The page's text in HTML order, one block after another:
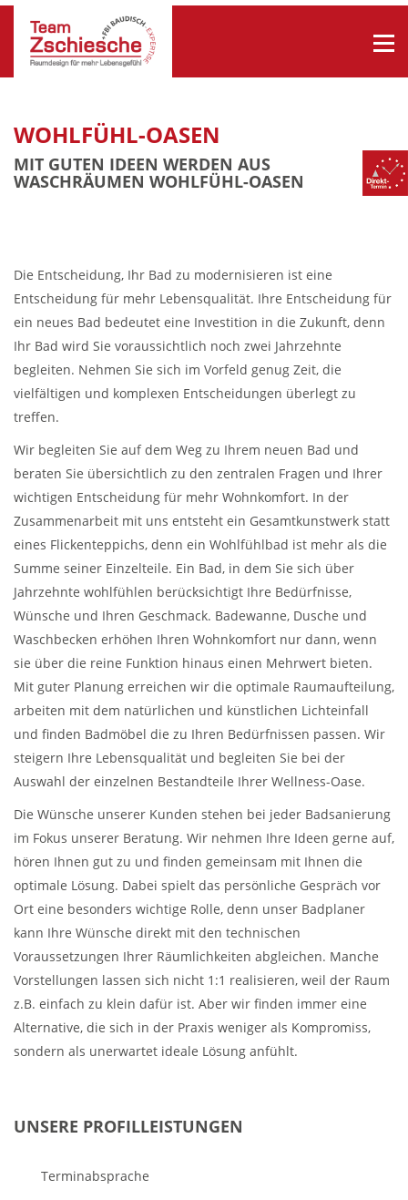
WOHLFÜHL-OASEN
MIT GUTEN IDEEN WERDEN AUS
WASCHRÄUMEN WOHLFÜHL-OASEN
Die Entscheidung, Ihr Bad zu modernisieren ist eine
Entscheidung für mehr Lebensqualität. Ihre Entscheidung für
ein neues Bad bedeutet eine Investition in die Zukunft, denn
Ihr Bad wird Sie voraussichtlich noch zwei Jahrzehnte
begleiten. Nehmen Sie sich im Vorfeld genug Zeit, die
vielfältigen und komplexen Entscheidungen überlegt zu
treffen.
Wir begleiten Sie auf dem Weg zu Ihrem neuen Bad und
beraten Sie übersichtlich zu den zentralen Fragen und Ihrer
wichtigen Entscheidung für mehr Wohnkomfort. In der
Zusammenarbeit mit uns entsteht ein Gesamtkunstwerk statt
eines Flickenteppichs, denn ein Wohlfühlbad ist mehr als die
Summe seiner Einzelteile. Ein Bad, in dem Sie sich über
Jahrzehnte wohlfühlen berücksichtigt Ihre Bedürfnisse,
Wünsche und Ihren Geschmack. Badewanne, Dusche und
Waschbecken erhöhen Ihren Wohnkomfort nur dann, wenn
sie über die reine Funktion hinaus einen Mehrwert bieten.
Mit guter Planung erreichen wir die optimale Raumaufteilung,
arbeiten mit dem natürlichen und künstlichen Lichteinfall
und finden Badmöbel die zu Ihren Bedürfnissen passen. Wir
steigern Ihre Lebensqualität und begleiten Sie bei der
Auswahl der einzelnen Bestandteile Ihrer Wellness-Oase.
Die Wünsche unserer Kunden stehen bei jeder Badsanierung
im Fokus unserer Beratung. Wir nehmen Ihre Ideen gerne auf,
hören Ihnen gut zu und finden gemeinsam mit Ihnen die
optimale Lösung. Dabei spielt das persönliche Gespräch vor
Ort eine besonders wichtige Rolle, denn unser Badplaner
kann Ihre Wünsche direkt mit den technischen
Voraussetzungen Ihrer Räumlichkeiten abgleichen. Manche
Vorstellungen lassen sich nicht 1:1 realisieren, weil der Raum
z.B. einfach zu klein dafür ist. Aber wir finden immer eine
Alternative, die sich in der Praxis weniger als Kompromiss,
sondern als unerwartet ideale Lösung anfühlt.
UNSERE PROFILLEISTUNGEN
Terminabsprache